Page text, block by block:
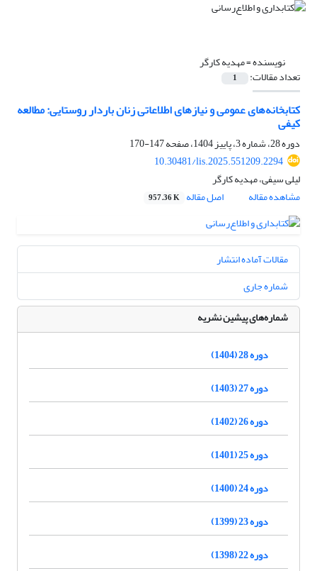
نویسنده =مهدیه کارگر
تعداد مقالات: 1
کتابخانه‌های عمومی و نیازهای اطلاعاتی زنان باردار روستایی: مطالعه‌
کیفی
دوره 28، شماره 3، پاییز 1404، صفحه
147-170
10.30481/lis.2025.551209.2294
لیلی سیفی، مهدیه کارگر
مشاهده مقاله
اصل مقاله 957.36 K
مقالات آماده انتشار
شماره جاری
شماره‌های پیشین نشریه
دوره 28 (1404)
دوره 27 (1403)
دوره 26 (1402)
دوره 25 (1401)
دوره 24 (1400)
دوره 23 (1399)
دوره 22 (1398)